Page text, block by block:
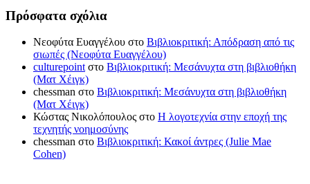
Πρόσφατα σχόλια
Νεοφύτα Ευαγγέλου στο Βιβλιοκριτική: Απόδραση από τις
σιωπές (Νεοφύτα Ευαγγέλου)
culturepointστο Βιβλιοκριτική: Μεσάνυχτα στη βιβλιοθήκη
(Ματ Χέιγκ)
chessman στο Βιβλιοκριτική: Μεσάνυχτα στη βιβλιοθήκη
(Ματ Χέιγκ)
Κώστας Νικολόπουλος στο Η λογοτεχνία στην εποχή της
τεχνητής νοημοσύνης
chessman στο Βιβλιοκριτική: Κακοί άντρες (Julie Mae
Cohen)